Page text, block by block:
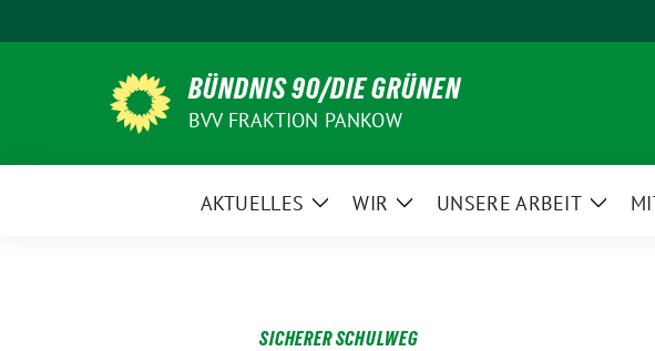
zum
BÜNDNIS 90/DIE GRÜNEN
BVV FRAKTION PANKOW
AKTUELLES
ZeigeWIR
ZeigeUNSERE ARBEIT
Zeige
SICHERER SCHULWEG